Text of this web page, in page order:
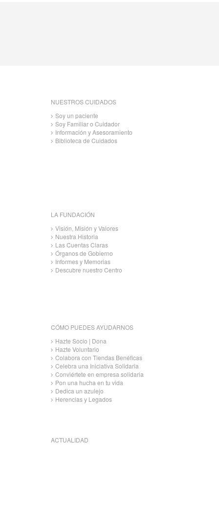
NUESTROS CUIDADOS
Soy un paciente
Soy Familiar o Cuidador
Información y Asesoramiento
Biblioteca de Cuidados
LA FUNDACIÓN
Visión, Misión y Valores
Nuestra Historia
Las Cuentas Claras
Órganos de Gobierno
Informes y Memorias
Descubre nuestro Centro
CÓMO PUEDES AYUDARNOS
Hazte Socio | Dona
Hazte Voluntario
Colabora con Tiendas Benéficas
Celebra una Iniciativa Solidaria
Conviértete en empresa solidaria
Pon una hucha en tu vida
Dedica un azulejo
Herencias y Legados
ACTUALIDAD